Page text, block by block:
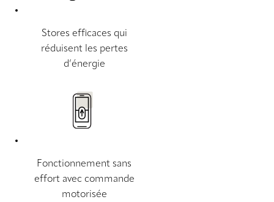
Stores efficaces qui
réduisent les pertes
d’énergie
Fonctionnement sans
effort avec commande
motorisée